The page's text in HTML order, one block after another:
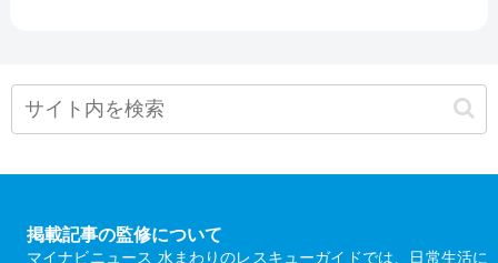
掲載記事の監修について
マイナビニュース 水まわりのレスキューガイドでは、日常生活に